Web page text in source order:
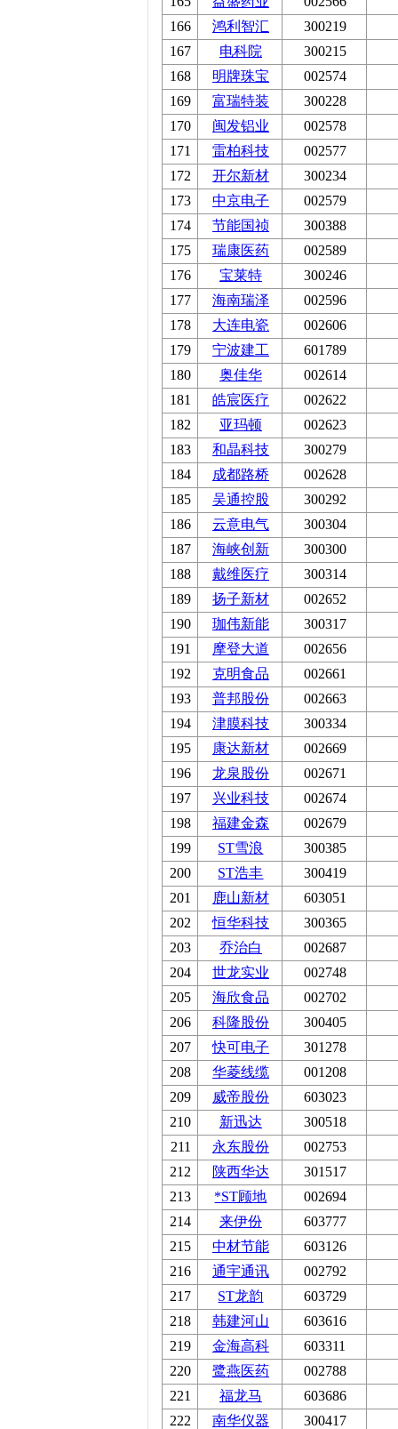
166
鸿利智汇
300219
167
电科院
300215
168
明牌珠宝
002574
169
富瑞特装
300228
170
闽发铝业
002578
171
雷柏科技
002577
172
开尔新材
300234
173
中京电子
002579
174
节能国祯
300388
175
瑞康医药
002589
176
宝莱特
300246
177
海南瑞泽
002596
178
大连电瓷
002606
179
宁波建工
601789
180
奥佳华
002614
181
皓宸医疗
002622
182
亚玛顿
002623
183
和晶科技
300279
184
成都路桥
002628
185
吴通控股
300292
186
云意电气
300304
187
海峡创新
300300
188
戴维医疗
300314
189
扬子新材
002652
190
珈伟新能
300317
191
摩登大道
002656
192
克明食品
002661
193
普邦股份
002663
194
津膜科技
300334
195
康达新材
002669
196
龙泉股份
002671
197
兴业科技
002674
198
福建金森
002679
199
ST雪浪
300385
200
ST浩丰
300419
201
鹿山新材
603051
202
恒华科技
300365
203
乔治白
002687
204
世龙实业
002748
205
海欣食品
002702
206
科隆股份
300405
207
快可电子
301278
208
华菱线缆
001208
209
威帝股份
603023
210
新迅达
300518
211
永东股份
002753
212
陕西华达
301517
213
*ST顾地
002694
214
来伊份
603777
215
中材节能
603126
216
通宇通讯
002792
217
ST龙韵
603729
218
韩建河山
603616
219
金海高科
603311
220
鹭燕医药
002788
221
福龙马
603686
222
南华仪器
300417